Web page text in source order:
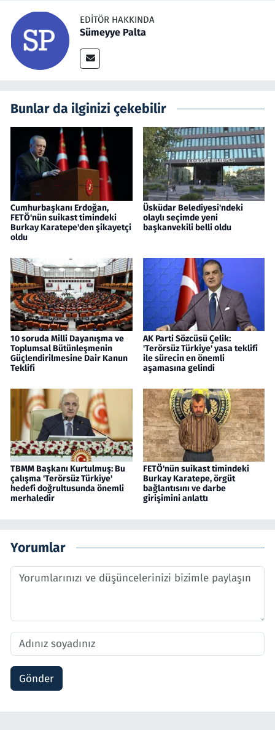
EDITÖR HAKKINDA
Sümeyye Palta
Bunlar da ilginizi çekebilir
Cumhurbaşkanı Erdoğan,
FETÖ'nün suikast timindeki
Burkay Karatepe'den şikayetçi
oldu
Üsküdar Belediyesi'ndeki
olaylı seçimde yeni
başkanvekili belli oldu
10 soruda Milli Dayanışma ve
Toplumsal Bütünleşmenin
Güçlendirilmesine Dair Kanun
Teklifi
AK Parti Sözcüsü Çelik:
'Terörsüz Türkiye' yasa teklifi
ile sürecin en önemli
aşamasına gelindi
TBMM Başkanı Kurtulmuş: Bu
çalışma 'Terörsüz Türkiye'
hedefi doğrultusunda önemli
merhaledir
FETÖ'nün suikast timindeki
Burkay Karatepe, örgüt
bağlantısını ve darbe
girişimini anlattı
Yorumlar
Gönder